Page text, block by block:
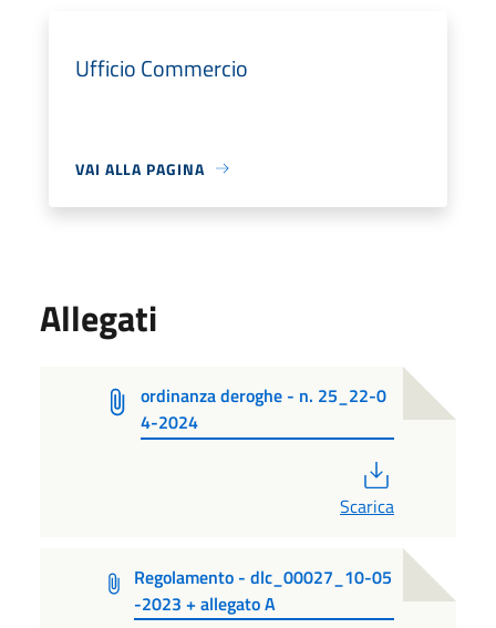
Ufficio Commercio
VAI ALLA PAGINA
Allegati
ordinanza deroghe - n. 25_22-0
4-2024
Scarica
Regolamento - dlc_00027_10-05
-2023 + allegato A